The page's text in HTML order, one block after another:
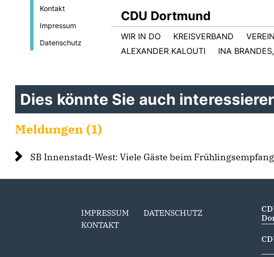
Kontakt
Impressum
Datenschutz
CDU Dortmund
WIR IN DO KREISVERBAND
ALEXANDER KALOUTI
INA
Dies könnte Sie auch
Meldungen (1)
SB Innenstadt-West: Viele Gäste beim Frühlingsempfang
IMPRESSUM
DATENSCHUTZ
KONTAKT